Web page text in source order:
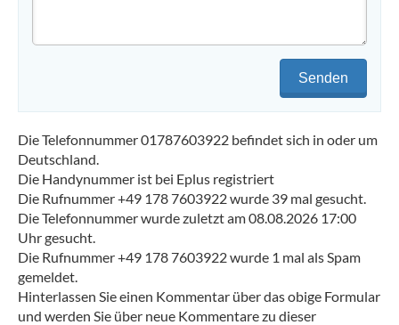
Senden
Die Telefonnummer 01787603922 befindet sich in oder um
Deutschland.
Die Handynummer ist bei Eplus registriert
Die Rufnummer +49 178 7603922 wurde 39 mal gesucht.
Die Telefonnummer wurde zuletzt am 08.08.2026 17:00
Uhr gesucht.
Die Rufnummer +49 178 7603922 wurde 1 mal als Spam
gemeldet.
Hinterlassen Sie einen Kommentar über das obige Formular
und werden Sie über neue Kommentare zu dieser